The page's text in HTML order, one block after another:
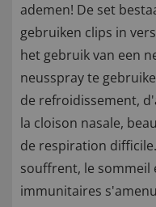
ademen! De set
gebruiken clips in
het gebruik van een
neusspray te
de refroidissement,
la cloison nasale,
de respiration
souffrent, le sommeil
immunitaires